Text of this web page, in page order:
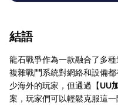
結語
龍石戰爭作為一款融合了多
複雜戰鬥系統對網絡和設備
少海外的玩家，但通過【UU
案，玩家們可以輕鬆克服這